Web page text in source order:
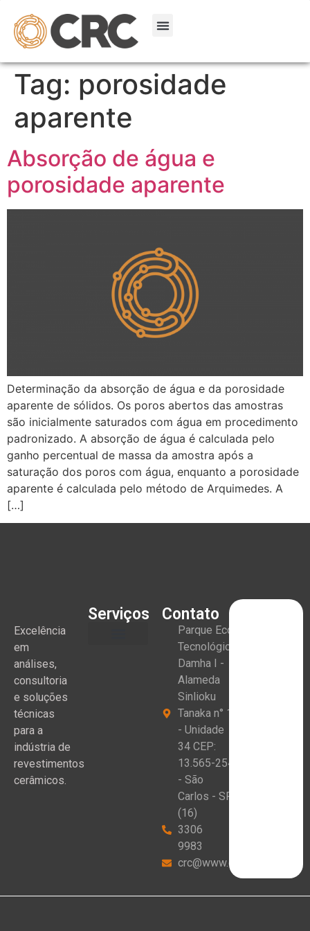
Tag: porosidade
aparente
Absorção de água e
porosidade aparente
Determinação da absorção de água e da porosidade
aparente de sólidos. Os poros abertos das amostras
são inicialmente saturados com água em procedimento
padronizado. A absorção de água é calculada pelo
ganho percentual de massa da amostra após a
saturação dos poros com água, enquanto a porosidade
aparente é calculada pelo método de Arquimedes. A
[…]
Excelência
em
análises,
consultoria
e soluções
técnicas
para a
indústria de
revestimentos
cerâmicos.
Serviços Contato
Parque Eco
Tecnológico
Damha I -
Alameda
Sinlioku
Tanaka n° 1
- Unidade
34 CEP:
13.565-254
- São
Carlos - SP
(16)
3306
9983
crc@www.crceram.com.br